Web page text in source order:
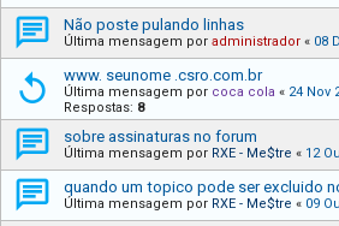
Não poste pulando linhas
Última mensagem por administrador « 08
www. seunome .csro.com.br
Última mensagem por coca cola « 24 Nov
Respostas: 8
sobre assinaturas no forum
Última mensagem por RXE - Me$tre « 12
quando um topico pode ser excluido
Última mensagem por RXE - Me$tre « 09